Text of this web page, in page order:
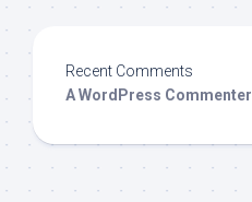
Recent Comments
A WordPress Commenter